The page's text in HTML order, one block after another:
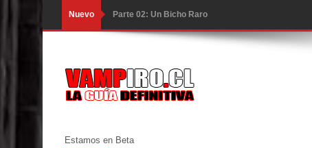
Nuevo Parte 02: Un Bicho Raro
Parte 01: Una Misión de Locos
Parte 03: Forastero en Tierra Muerta
Parte 10: El Secreto
Estamos en Beta